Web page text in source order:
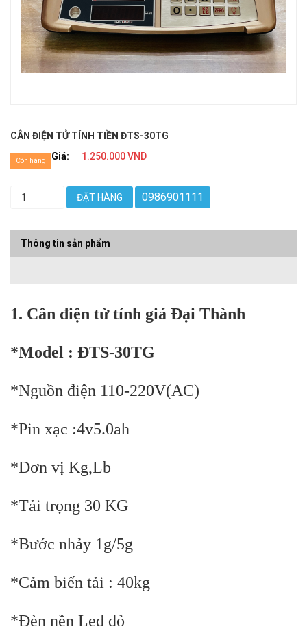
CÂN ĐIỆN TỬ TÍNH TIỀN ĐTS-30TG
Giá:
1.250.000 VND
Còn hàng
ĐẶT HÀNG 0986901111
Thông tin sản phẩm
1. Cân điện tử tính giá Đại Thành
*Model : ĐTS-30TG
*Nguồn điện 110-220V(AC)
*Pin xạc :4v5.0ah
*Đơn vị Kg,Lb
*Tải trọng 30 KG
*Bước nhảy 1g/5g
*Cảm biến tải : 40kg
*Đèn nền Led đỏ